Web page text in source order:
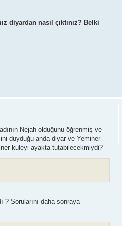
diyardan nasıl çıktınız? Belki
Nejah olduğunu öğrenmiş ve
duyduğu anda diyar ve Yeminer
kuleyi ayakta tutabilecekmiydi?
? Sorularını daha sonraya